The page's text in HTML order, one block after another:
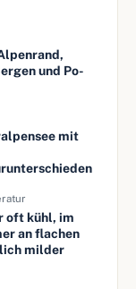
und Po-
mit
oft kühl, im
an flachen
milder